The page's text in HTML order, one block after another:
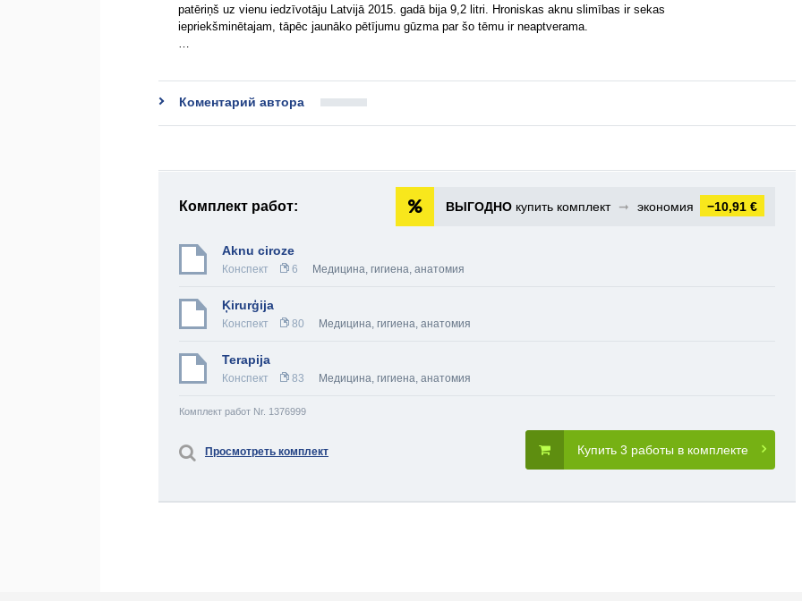
patēriņš uz vienu iedzīvotāju Latvijā 2015. gadā bija 9,2 litri. Hroniskas aknu slimības ir sekas
iepriekšminētajam, tāpēc jaunāko pētījumu gūzma par šo tēmu ir neaptverama.
…
Коментарий автора
Комплект работ: ВЫГОДНО купить комплект ➞ экономия −10,91 €
Aknu ciroze
Конспект 6 Медицина, гигиена, анатомия
Ķirurģija
Конспект 80 Медицина, гигиена, анатомия
Terapija
Конспект 83 Медицина, гигиена, анатомия
Комплект работ Nr. 1376999
Купить 3 работы в комплекте
Просмотреть комплект